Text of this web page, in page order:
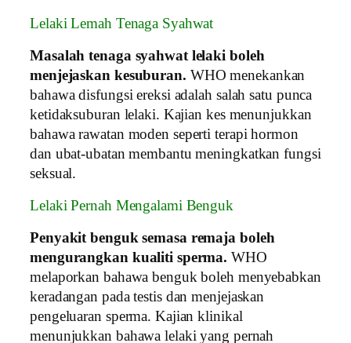
Lelaki Lemah Tenaga Syahwat
Masalah tenaga syahwat lelaki boleh
menjejaskan kesuburan. WHO menekankan
bahawa disfungsi ereksi adalah salah satu punca
ketidaksuburan lelaki. Kajian kes menunjukkan
bahawa rawatan moden seperti terapi hormon
dan ubat-ubatan membantu meningkatkan fungsi
seksual.
Lelaki Pernah Mengalami Benguk
Penyakit benguk semasa remaja boleh
mengurangkan kualiti sperma. WHO
melaporkan bahawa benguk boleh menyebabkan
keradangan pada testis dan menjejaskan
pengeluaran sperma. Kajian klinikal
menunjukkan bahawa lelaki yang pernah